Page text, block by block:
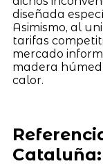
diseñada
Asimismo, al
tarifas
mercado
madera
calor.